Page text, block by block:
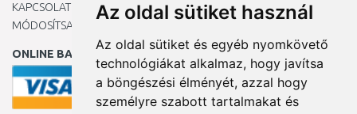
Az oldal sütiket használ
Az oldal sütiket és egyéb nyomkövető
technológiákat alkalmaz, hogy javítsa
a böngészési élményét, azzal hogy
személyre szabott tartalmakat és
KAPCSOLAT
MÓDOSÍTSA A COOKIE-BEÁLLÍTÁSAIMAT
ONLINE BANKKÁRTYÁVAL